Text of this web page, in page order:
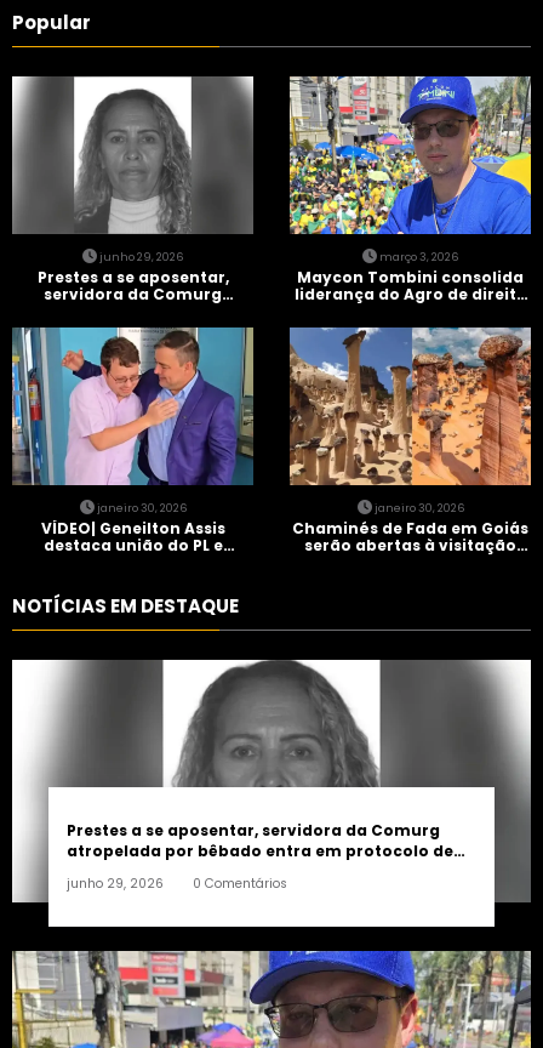
Popular
junho 29, 2026
Prestes a se aposentar,
servidora da Comurg
entra em protocolo de
morte encefálica
março 3, 2026
Maycon Tombini consolida
liderança do Agro de direita
Brasil” em Goiânia
janeiro 30, 2026
VÍDEO| Geneilton Assis
destaca união do PL e
janeiro 30, 2026
Chaminés de Fada em Goiás
serão abertas à visitação
NOTÍCIAS EM DESTAQUE
Prestes a se aposentar, servidora da Comurg
atropelada por bêbado entra em protocolo de
junho 29, 2026 0 Comentários